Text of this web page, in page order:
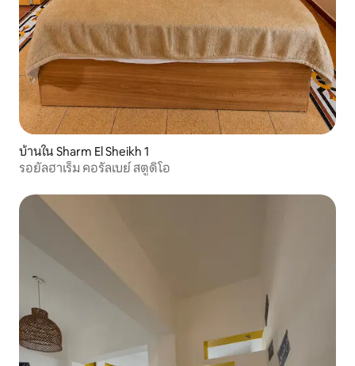
บ้านใน Sharm El Sheikh 1
รอยัลฮาเร็ม คอรัลเบย์ สตูดิโอ